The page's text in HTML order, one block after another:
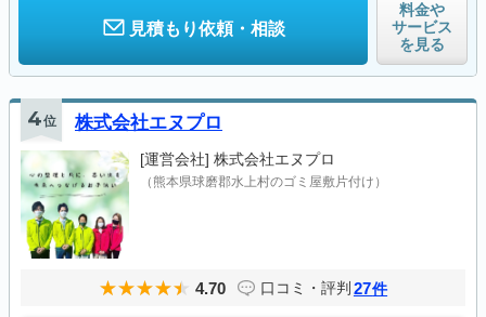
見積もり依頼・相談
料金や
サービス
を見る
4位 株式会社エヌプロ
[運営会社] 株式会社エヌプロ
（熊本県球磨郡水上村のゴミ屋敷片付け）
4.70 口コミ・評判 27件